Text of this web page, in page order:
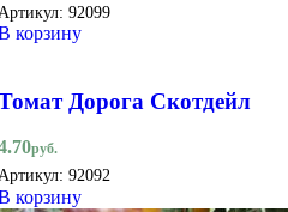
92099
корзину
Дорога Скотдейл
руб.
92092
корзину